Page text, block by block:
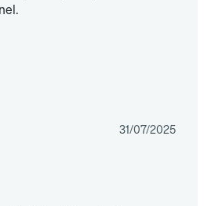
31/07/2025